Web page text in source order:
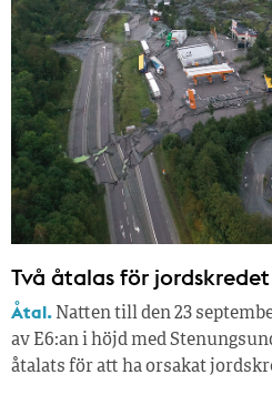
Två åtalas för
Åtal. Natten till den 23
av E6:an i höjd med
åtalats för att ha orsakat